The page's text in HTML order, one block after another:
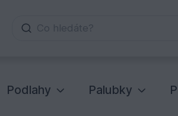
Co hledáte?
Podlahy Palubky